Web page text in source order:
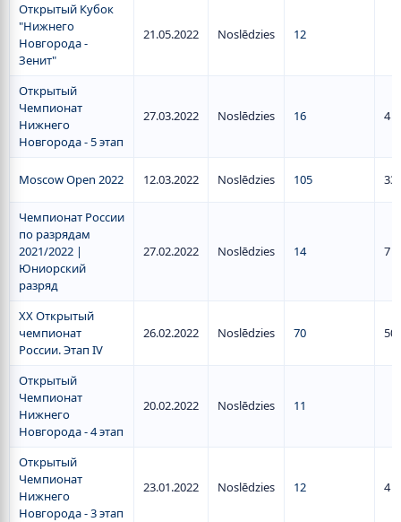
Открытый Кубок
"Нижнего
Новгорода -
Зенит"
21.05.2022 Noslēdzies 12
Открытый
Чемпионат
Нижнего
Новгорода - 5 этап
27.03.2022 Noslēdzies 16 4
Moscow Open 2022 12.03.2022 Noslēdzies 105 33
Чемпионат России
по разрядам
2021/2022 |
Юниорский
разряд
27.02.2022 Noslēdzies 14 7
XX Открытый
чемпионат
России. Этап IV
26.02.2022 Noslēdzies 70 50
Открытый
Чемпионат
Нижнего
Новгорода - 4 этап
20.02.2022 Noslēdzies 11
Открытый
Чемпионат
Нижнего
Новгорода - 3 этап
23.01.2022 Noslēdzies 12 4